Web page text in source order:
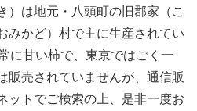
）は地元・八頭町の旧郡家（こ
みかど）村で主に生産されてい
に甘い柿で、東京ではごく一
販売されていませんが、通信販
ットでご検索の上、是非一度お